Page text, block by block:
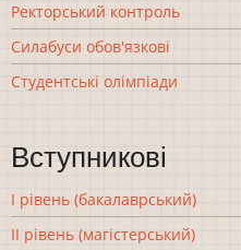
Ректорський контроль
Силабуси обов'язкові
Студентські олімпіади
Вступникові
І рівень (бакалаврський)
ІІ рівень (магістерський)